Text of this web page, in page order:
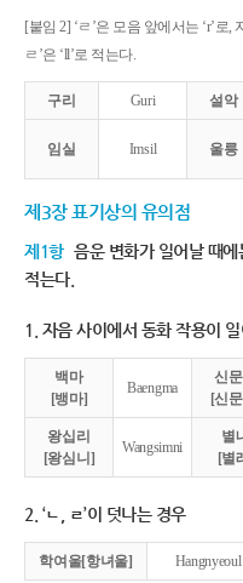
[붙임 2] ‘ㄹ’은 모음 앞에서는 ‘r’로,
ㄹ’은 ‘ll’로 적는다.
구리 Guri 설악
임실 Imsil 울릉
제3장 표기상의 유의점
제1항 음운 변화가 일어날 때에
적는다.
1. 자음 사이에서 동화 작용이
백마
[뱅마]
Baengma
신
[신
왕십리
[왕심니]
Wangsimni
별
[별
2. ‘ㄴ, ㄹ’이 덧나는 경우
학여울[항녀울] Hangnyeoul